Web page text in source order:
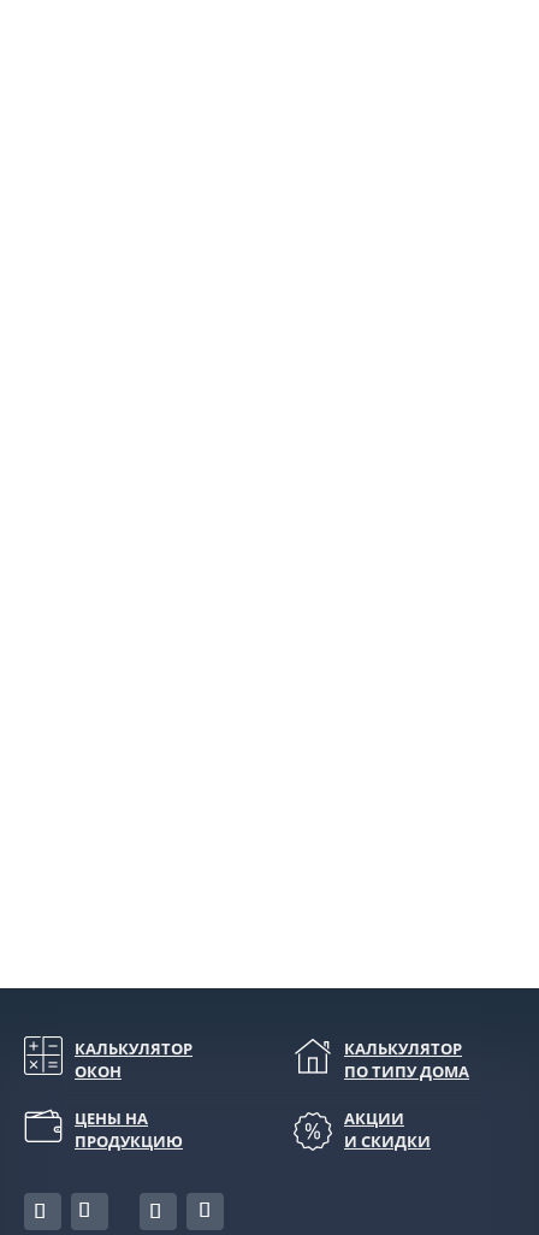
КАЛЬКУЛЯТОР
ОКОН
КАЛЬКУЛЯТОР
ПО ТИПУ ДОМА
ЦЕНЫ НА
ПРОДУКЦИЮ
АКЦИИ
И СКИДКИ